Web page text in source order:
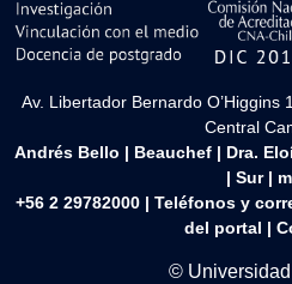
Av. Libertador Bernardo O’Higgins
Central
Andrés Bello | Beauchef | Dra.
| Sur|
+56 2 29782000 | Teléfonos y
del portal |
©